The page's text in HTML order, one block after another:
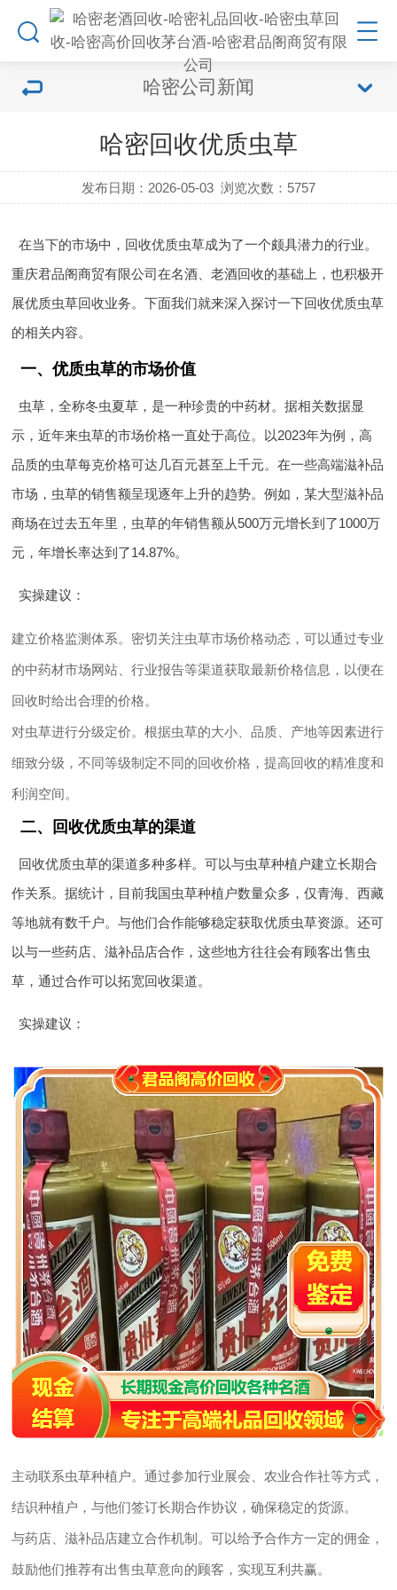
哈密公司新闻
哈密回收优质虫草
发布日期：2026-05-03 浏览次数： 5757
在当下的市场中，回收优质虫草成为了一个颇具潜力的行业。
重庆君品阁商贸有限公司在名酒、老酒回收的基础上，也积极开
展优质虫草回收业务。下面我们就来深入探讨一下回收优质虫草
的相关内容。
一、优质虫草的市场价值
虫草，全称冬虫夏草，是一种珍贵的中药材。据相关数据显
示，近年来虫草的市场价格一直处于高位。以2023年为例，高
品质的虫草每克价格可达几百元甚至上千元。在一些高端滋补品
市场，虫草的销售额呈现逐年上升的趋势。例如，某大型滋补品
商场在过去五年里，虫草的年销售额从500万元增长到了1000万
元，年增长率达到了14.87%。
实操建议 ：
建立价格监测体系。密切关注虫草市场价格动态，可以通过专业
的中药材市场网站、行业报告等渠道获取最新价格信息，以便在
回收时给出合理的价格。
对虫草进行分级定价。根据虫草的大小、品质、产地等因素进行
细致分级，不同等级制定不同的回收价格，提高回收的精准度和
利润空间。
二、回收优质虫草的渠道
回收优质虫草的渠道多种多样。可以与虫草种植户建立长期合
作关系。据统计，目前我国虫草种植户数量众多，仅青海、西藏
等地就有数千户。与他们合作能够稳定获取优质虫草资源。还可
以与一些药店、滋补品店合作，这些地方往往会有顾客出售虫
草，通过合作可以拓宽回收渠道。
实操建议 ：
主动联系虫草种植户。通过参加行业展会、农业合作社等方式，
结识种植户，与他们签订长期合作协议，确保稳定的货源。
与药店、滋补品店建立合作机制。可以给予合作方一定的佣金，
鼓励他们推荐有出售虫草意向的顾客，实现互利共赢。